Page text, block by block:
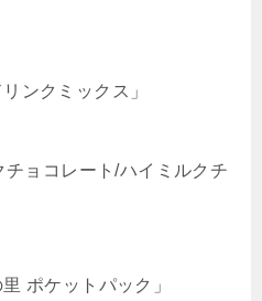
ンクミックス」
ョコレート/ハイミルクチ
ポケットパック」